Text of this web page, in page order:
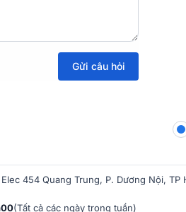
Gửi câu hỏi
454 Quang Trung, P. Dương Nội, TP
(Tất cả các ngày trong tuần)